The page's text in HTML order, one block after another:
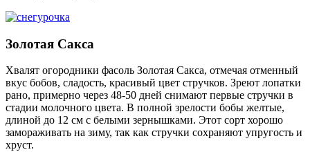
Золотая Сакса
Хвалят огородники фасоль Золотая Сакса, отмечая отменный
вкус бобов, сладость, красивый цвет стручков. Зреют лопатки
рано, примерно через 48-50 дней снимают первые стручки в
стадии молочного цвета. В полной зрелости бобы желтые,
длиной до 12 см с белыми зернышками. Этот сорт хорошо
замораживать на зиму, так как стручки сохраняют упругость и
хруст.